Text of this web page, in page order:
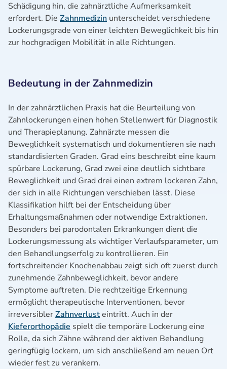
Schädigung hin, die zahnärztliche Aufmerksamkeit
erfordert. Die Zahnmedizin unterscheidet verschiedene
Lockerungsgrade von einer leichten Beweglichkeit bis hin
zur hochgradigen Mobilität in alle Richtungen.
Bedeutung in der Zahnmedizin
In der zahnärztlichen Praxis hat die Beurteilung von
Zahnlockerungen einen hohen Stellenwert für Diagnostik
und Therapieplanung. Zahnärzte messen die
Beweglichkeit systematisch und dokumentieren sie nach
standardisierten Graden. Grad eins beschreibt eine kaum
spürbare Lockerung, Grad zwei eine deutlich sichtbare
Beweglichkeit und Grad drei einen extrem lockeren Zahn,
der sich in alle Richtungen verschieben lässt. Diese
Klassifikation hilft bei der Entscheidung über
Erhaltungsmaßnahmen oder notwendige Extraktionen.
Besonders bei parodontalen Erkrankungen dient die
Lockerungsmessung als wichtiger Verlaufsparameter, um
den Behandlungserfolg zu kontrollieren. Ein
fortschreitender Knochenabbau zeigt sich oft zuerst durch
zunehmende Zahnbeweglichkeit, bevor andere
Symptome auftreten. Die rechtzeitige Erkennung
ermöglicht therapeutische Interventionen, bevor
irreversiblerZahnverlusteintritt. Auch in der
Kieferorthopädie spielt die temporäre Lockerung eine
Rolle, da sich Zähne während der aktiven Behandlung
geringfügig lockern, um sich anschließend am neuen Ort
wieder fest zu verankern.